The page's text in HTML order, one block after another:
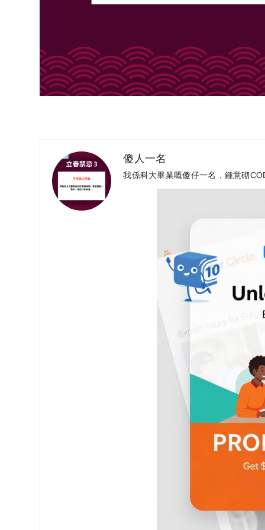
傻人一名
我係科大畢業嘅傻仔一名，鍾意砌